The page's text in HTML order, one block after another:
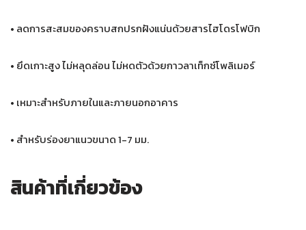
• ลดการสะสมของคราบสกปรกฝังแน่นด้วยสารไฮโดรโฟบิก
• ยึดเกาะสูง ไม่หลุดล่อน ไม่หดตัวด้วยกาวลาเท็กซ์โพลิเมอร์
• เหมาะสำหรับภายในและภายนอกอาคาร
• สำหรับร่องยาแนวขนาด 1-7 มม.
สินค้าที่เกี่ยวข้อง